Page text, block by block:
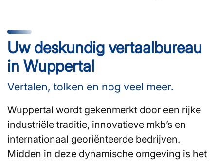
Uw deskundig vertaalbureau
in Wuppertal
Vertalen, tolken en nog veel meer.
Wuppertal wordt gekenmerkt door een rijke
industriële traditie, innovatieve mkb’s en
internationaal georiënteerde bedrijven.
Midden in deze dynamische omgeving is het